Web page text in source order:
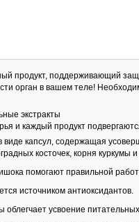
продукт, поддерживающий
орган в вашем теле!
экстракты
и каждый продукт
виде капсул, содержащая
косточек, корня
помогают правильной
источником антиоксидантов.
облегчает усвоение